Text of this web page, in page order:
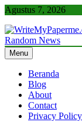
Skip
content
Agustus 7, 2026
Bisnis, Kuliner,
Random News
Menu
Beranda
Blog
About
Contact
Privacy Policy